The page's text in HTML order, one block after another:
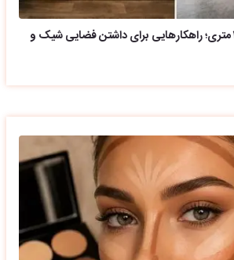
دکوراسیون پذیرایی ۲۵ متری؛ راهکارهایی برای داشتن فضایی شیک و